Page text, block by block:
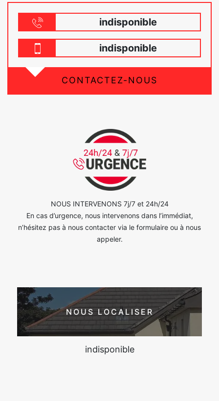
indisponible
indisponible
CONTACTEZ-NOUS
NOUS INTERVENONS 7j/7 et 24h/24
En cas d’urgence, nous intervenons dans l’immédiat,
n’hésitez pas à nous contacter via le formulaire ou à nous
appeler.
NOUS LOCALISER
indisponible